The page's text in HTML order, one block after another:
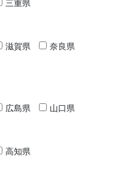
三重県
滋賀県
奈良県
広島県 山口県
高知県